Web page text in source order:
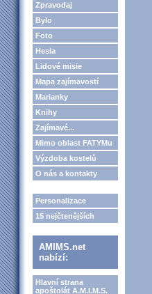
Zpravodaj
Bylo
Foto
Hesla
Lidové misie
Mapa zajímavostí
Marianky
Knihy
Zajímavé...
Mimo oblast FATYMu
Výzdoba kostelů
O nás a kontakty
Personalizace
15 nejčtenějších
AMIMS.net
nabízí:
Hlavní strana
apoštolát A.M.I.M.S.